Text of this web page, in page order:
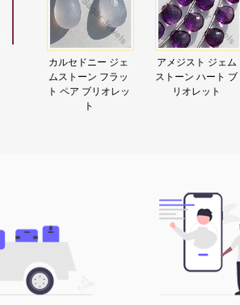
カルセドニー ジェ
ムストーン フラッ
ト ペア ブリオレッ
ト
アメジスト ジェム
ストーン ハート ブ
リオレット